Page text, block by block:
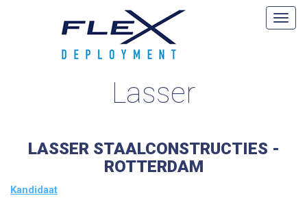
Lasser
LASSER STAALCONSTRUCTIES -
ROTTERDAM
Kandidaat